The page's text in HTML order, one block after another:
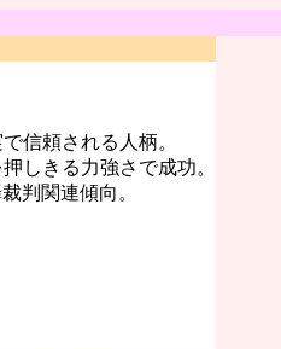
信頼される人柄。
しきる力強さで成功。
判関連傾向。